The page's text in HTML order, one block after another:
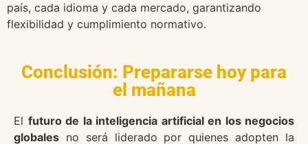
país, cada idioma y cada mercado, garantizando
flexibilidad y cumplimiento normativo.
Conclusión: Prepararse hoy para
el mañana
El futuro de la inteligencia artificial en los negocios
globales no será liderado por quienes adopten la